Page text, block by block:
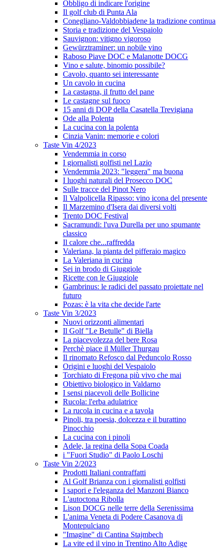
Obbligo di indicare l'origine
Il golf club di Punta Ala
Conegliano-Valdobbiadene la tradizione continua
Storia e tradizione del Vespaiolo
Sauvignon: vitigno vigoroso
Gewürztraminer: un nobile vino
Raboso Piave DOC e Malanotte DOCG
Vino e salute, binomio possibile?
Cavolo, quanto sei interessante
Un cavolo in cucina
La castagna, il frutto del pane
Le castagne sul fuoco
15 anni di DOP della Casatella Trevigiana
Ode alla Polenta
La cucina con la polenta
Cinzia Vanin: memorie e colori
Taste Vin 4/2023
Vendemmia in corso
I giornalisti golfisti nel Lazio
Vendemmia 2023: "leggera" ma buona
I luoghi naturali del Prosecco DOC
Sulle tracce del Pinot Nero
Il Valpolicella Ripasso: vino icona del presente
Il Marzemino d'Isera dai diversi volti
Trento DOC Festival
Sacramundi: l'uva Durella per uno spumante
classico
Il calore che...raffredda
Valeriana, la pianta del pifferaio magico
La Valeriana in cucina
Sei in brodo di Giuggiole
Ricette con le Giuggiole
Gambrinus: le radici del passato proiettate nel
futuro
Pozas: è la vita che decide l'arte
Taste Vin 3/2023
Nuovi orizzonti alimentari
Il Golf "Le Betulle" di Biella
La piacevolezza del bere Rosa
Perchè piace il Müller Thurgau
Il rinomato Refosco dal Peduncolo Rosso
Origini e luoghi del Vespaiolo
Torchiato di Fregona più vivo che mai
Obiettivo biologico in Valdarno
I sensi piacevoli delle Bollicine
Rucola: l'erba adulatrice
La rucola in cucina e a tavola
Pinoli, tra poesia, dolcezza e il burattino
Pinocchio
La cucina con i pinoli
Adele, la regina della Sopa Coada
i "Fuori Studio" di Paolo Loschi
Taste Vin 2/2023
Prodotti Italiani contraffatti
Al Golf Brianza con i giornalisti golfisti
I sapori e l'eleganza del Manzoni Bianco
L'autoctona Ribolla
Lison DOCG nelle terre della Serenissima
L'anima Veneta di Podere Casanova di
Montepulciano
"Imagine" di Cantina Stajmbech
La vite ed il vino in Trentino Alto Adige